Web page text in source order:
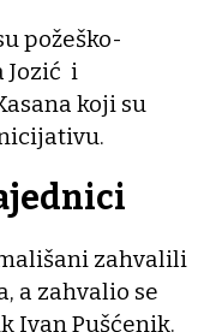
požeško-
Jozić i
koji su
zahvalili
a zahvalio se
Ivan Pušćenik.